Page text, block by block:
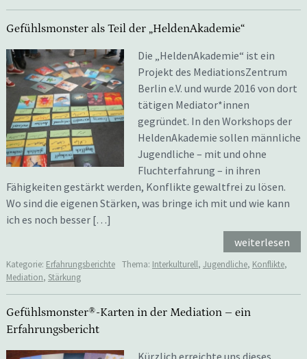
Gefühlsmonster als Teil der „HeldenAkademie“
Die „HeldenAkademie“ ist ein
Projekt des MediationsZentrum
Berlin e.V. und wurde 2016 von dort
tätigen Mediator*innen
gegründet. In den Workshops der
HeldenAkademie sollen männliche
Jugendliche – mit und ohne
Fluchterfahrung – in ihren
Fähigkeiten gestärkt werden, Konflikte gewaltfrei zu lösen.
Wo sind die eigenen Stärken, was bringe ich mit und wie kann
ich es noch besser […]
weiterlesen
Kategorie: Erfahrungsberichte Thema: Interkulturell, Jugendliche, Konflikte,
Mediation, Stärkung
Gefühlsmonster®-Karten in der Mediation – ein
Erfahrungsbericht
Kürzlich erreichte uns dieses